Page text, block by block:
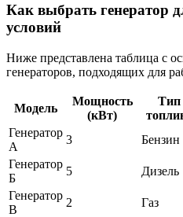
Как выбрать генератор
условий
Ниже представлена таблица с
генераторов, подходящих для
Модель
Мощность
(кВт)
Тип
Генератор
А
3 Бензин
Генератор
Б
5 Дизель
Генератор
В
2 Газ